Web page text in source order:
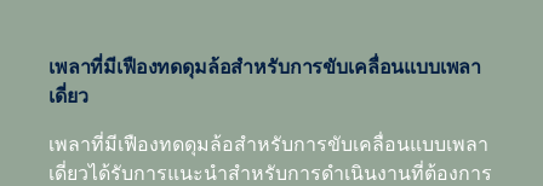
สำหรับการใช้งานที่ต้องการกำลังฉุดลากด้วยความเร็วต่ำ
ออกแบบมาเพื่อความประหยัดสูงสุดและได้พิสูจน์แล้วว่า
ประสบความสำเร็จอย่างสูงในการจัดส่งสินค้าเป็นระยะทาง
เช่น ปริมาณน้ำมันแบบแปรผัน การหล่อลื่นเกียร์ที่ดีกว่าเดิม
ด้วยฟังก์ชันการสเปรย์น้ำมันและการทดเฟืองเกียร์ที่กว้างขึ้น
ตัวระบบ G33CM เองสามารถประหยัดเชื้อเพลิงได้ถึงหนึ่ง
เปอร์เซ็นต์ ด้วยคุณสมบัติที่สามารถลดการสูญเสียภายในลง
เพลาที่มีเฟืองทดดุมล้อสำหรับการขับเคลื่อนแบบเพลา
เดี่ยว
เพลาที่มีเฟืองทดดุมล้อสำหรับการขับเคลื่อนแบบเพลา
เดี่ยวได้รับการแนะนำสำหรับการดำเนินงานที่ต้องการ